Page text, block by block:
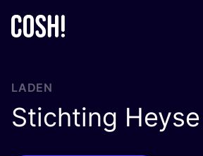
LADEN
Stichting